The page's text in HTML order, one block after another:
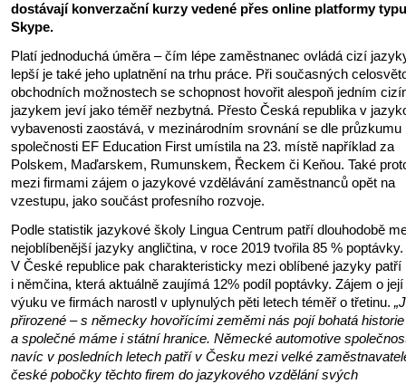
dostávají konverzační kurzy vedené přes online platformy typu
Skype.
Platí jednoduchá úměra – čím lépe zaměstnanec ovládá cizí
lepší je také jeho uplatnění na trhu práce. Při současných
obchodních možnostech se schopnost hovořit alespoň jedním
jazykem jeví jako téměř nezbytná. Přesto Česká republika v
vybavenosti zaostává, v mezinárodním srovnání se dle průzkumu
společnosti EF Education First umístila na 23. místě například za
Polskem, Maďarskem, Rumunskem, Řeckem či Keňou. Také
mezi firmami zájem o jazykové vzdělávání zaměstnanců opět na
vzestupu, jako součást profesního rozvoje.
Podle statistik jazykové školy Lingua Centrum patří dlouhodobě
nejoblíbenější jazyky angličtina, v roce 2019 tvořila 85 % poptávky.
V České republice pak charakteristicky mezi oblíbené jazyky patří
i němčina, která aktuálně zaujímá 12% podíl poptávky. Zájem o její
výuku ve firmách narostl v uplynulých pěti letech téměř o třetinu.
přirozené – s německy hovořícími zeměmi nás pojí bohatá historie
a společné máme i státní hranice. Německé automotive
navíc v posledních letech patří v Česku mezi velké
české pobočky těchto firem do jazykového vzdělání svých